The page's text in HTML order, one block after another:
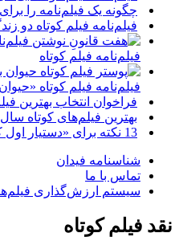
چگونه یک فیلم‌نامه را
فیلم‌نامه فیلم کوتاه دو
فیلم‌نامه فیلم کوتاه
فیلم‌نامه فیلم کوتاه
فراخوان انتخاب بهترین فیلم
بهترین فیلم‌های کوتاه سال 1403 به انتخاب فیدان
13 نکته برای «دستیار اول کارگردان» بهتری بودن
شناسنامه فیدان
تماس با ما
سیستم ارزش‌گذاری
نقد فیلم کوتاه